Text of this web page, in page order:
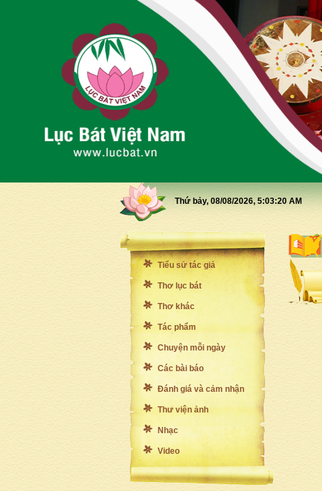
Thứ bảy, 08/08/2026, 5:03:21 AM
Tiểu sử tác giả
Thơ lục bát
Thơ khác
Tác phẩm
Chuyện mỗi ngày
Các bài báo
Đánh giá và cảm nhận
Thư viện ảnh
Nhạc
Video